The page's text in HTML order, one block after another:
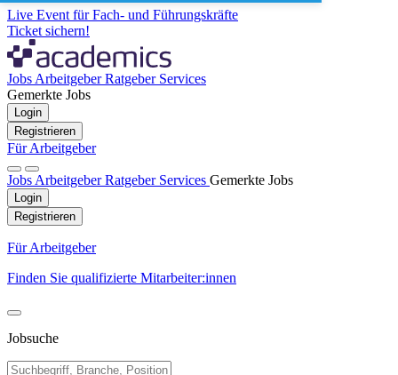
Live Event für Fach- und Führungskräfte
Ticket sichern!
Jobs ArbeitgeberRatgeber Services
Gemerkte Jobs
Login
Registrieren
Für Arbeitgeber
Jobs ArbeitgeberRatgeber Services Gemerkte Jobs
Login
Registrieren
Für Arbeitgeber
Finden Sie qualifizierte Mitarbeiter:innen
Jobsuche